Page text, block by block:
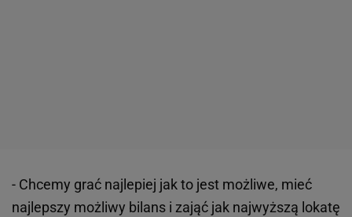
- Chcemy grać najlepiej jak to jest możliwe, mieć
najlepszy możliwy bilans i zająć jak najwyższą lokatę